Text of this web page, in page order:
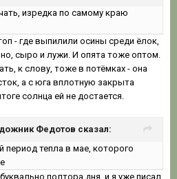
изредка по самому краю
- где выпилили осины среди ёлок,
сыро и лужи. И опята тоже оптом.
к слову, тоже в потёмках - она
а с юга вплотную закрыта
солнца ей не достается.
Федотов сказал:
тепла в мае, которого
полтора дня, и я уже писал